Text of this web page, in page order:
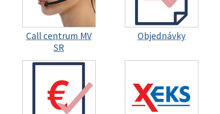
Call centrum MV
SR
Objednávky